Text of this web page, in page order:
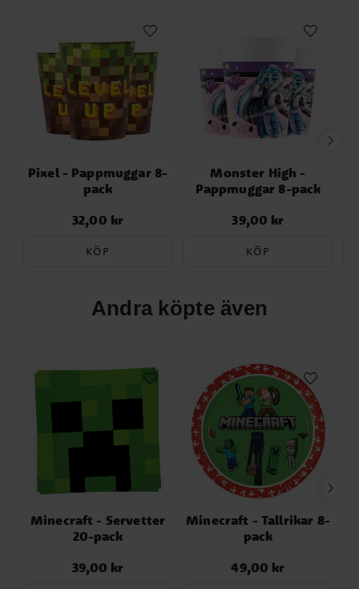
Pixel - Pappmuggar 8-
pack
Pris:32,00 kr
32,00 kr
KÖP
Monster High -
Pappmuggar 8-pack
Pris:39,00 kr
39,00 kr
KÖP
Andra köpte även
Minecraft - Servetter
20-pack
Pris:39,00 kr
39,00 kr
Minecraft - Tallrikar 8-
pack
Pris:49,00 kr
49,00 kr